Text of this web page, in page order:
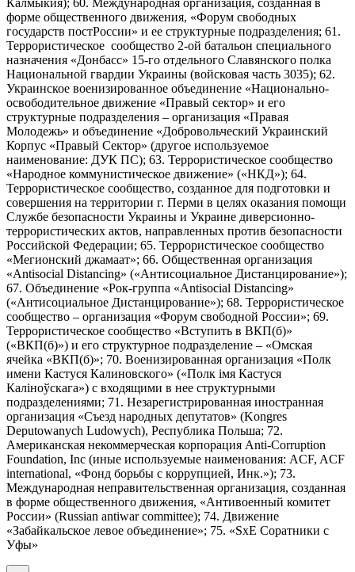
форме общественного движения, «Форум свободных
государств постРоссии» и ее структурные подразделения; 61.
Террористическое сообщество 2-ой батальон специального
назначения «Донбасс» 15-го отдельного Славянского полка
Национальной гвардии Украины (войсковая часть 3035); 62.
Украинское военизированное объединение «Национально-
освободительное движение «Правый сектор» и его
структурные подразделения – организация «Правая
Молодежь» и объединение «Добровольческий Украинский
Корпус «Правый Сектор» (другое используемое
наименование: ДУК ПС); 63. Террористическое сообщество
«Народное коммунистическое движение» («НКД»); 64.
Террористическое сообщество, созданное для подготовки и
совершения на территории г. Перми в целях оказания помощи
Службе безопасности Украины и Украине диверсионно-
террористических актов, направленных против безопасности
Российской Федерации; 65. Террористическое сообщество
«Мегионский джамаат»; 66. Общественная организация
«Antisocial Distancing» («Антисоциальное Дистанцирование»);
67. Объединение «Рок-группа «Antisocial Distancing»
(«Антисоциальное Дистанцирование»); 68. Террористическое
сообщество – организация «Форум свободной России»; 69.
Террористическое сообщество «Вступить в ВКП(б)»
(«ВКП(б)») и его структурное подразделение – «Омская
ячейка «ВКП(б)»; 70. Военизированная организация «Полк
имени Кастуся Калиновского» («Полк iмя Кастуся
Калiноўскага») с входящими в нее структурными
подразделениями; 71. Незарегистрированная иностранная
организация «Съезд народных депутатов» (Kongres
Deputowanych Ludowych), Республика Польша; 72.
Американская некоммерческая корпорация Anti-Corruption
Foundation, Inc (иные используемые наименования: ACF, ACF
international, «Фонд борьбы с коррупцией, Инк.»); 73.
Международная неправительственная организация, созданная
в форме общественного движения, «Антивоенный комитет
России» (Russian antiwar committee); 74. Движение
«Забайкальское левое объединение»; 75. «SxE Соратники с
Уфы»